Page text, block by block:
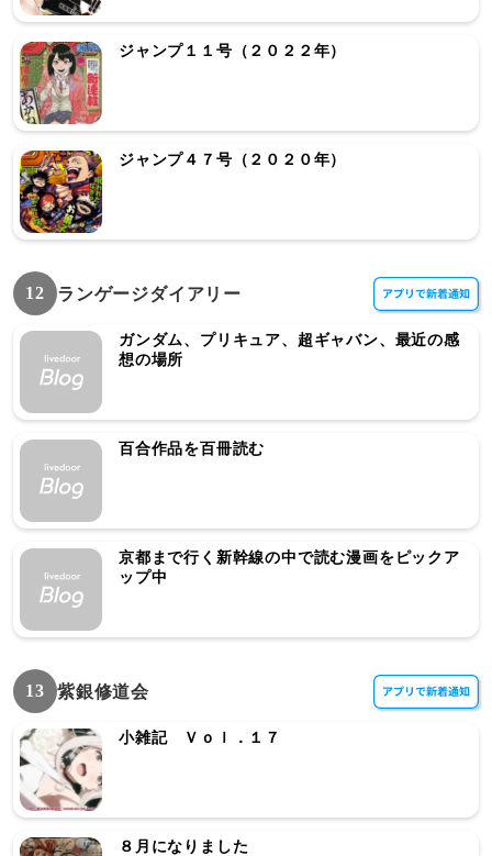
ジャンプ１１号（２０２２年）
ジャンプ４７号（２０２０年）
12 ランゲージダイアリー
ガンダム、プリキュア、超ギャバン、最近の感
想の場所
百合作品を百冊読む
京都まで行く新幹線の中で読む漫画をピックア
ップ中
13 紫銀修道会
小雑記 Ｖｏｌ．１７
８月になりました